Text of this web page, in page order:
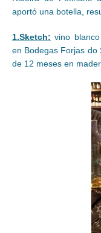
aportó una botella,
1.Sketch: vino
en Bodegas Forjas do
de 12 meses en